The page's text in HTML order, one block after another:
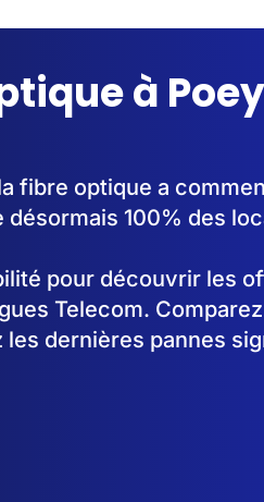
à
fibre optique a
100% des
pour découvrir les
Telecom.
dernières pannes